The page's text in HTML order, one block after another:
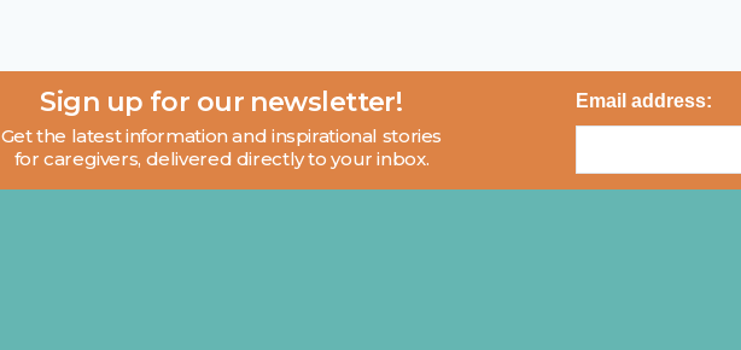
Sign up for our newsletter!
Get the latest information and inspirational stories
for caregivers, delivered directly to your inbox.
Email address: